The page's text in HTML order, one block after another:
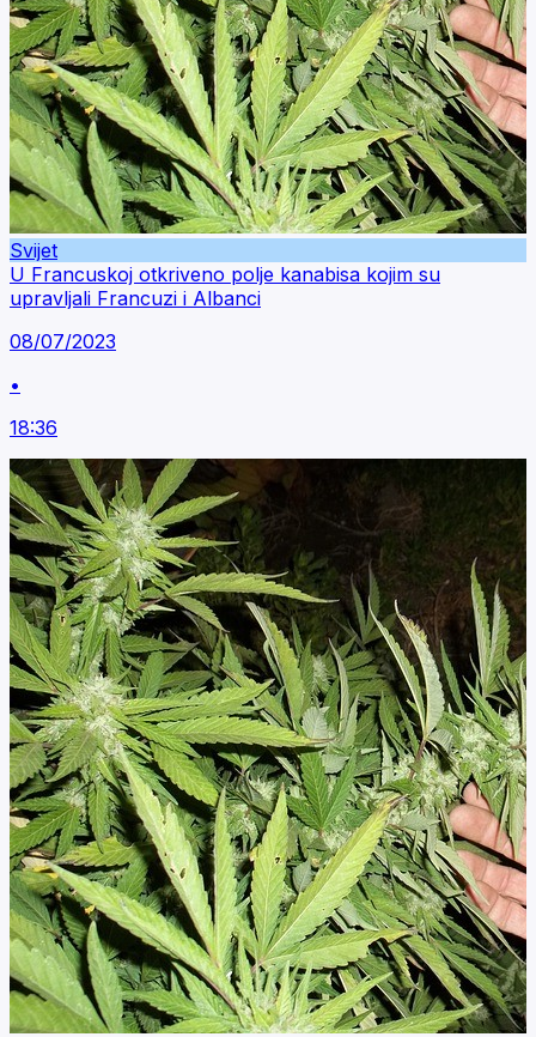
Svijet
U Francuskoj otkriveno polje kanabisa kojim su
upravljali Francuzi i Albanci
08/07/2023
•
18:36